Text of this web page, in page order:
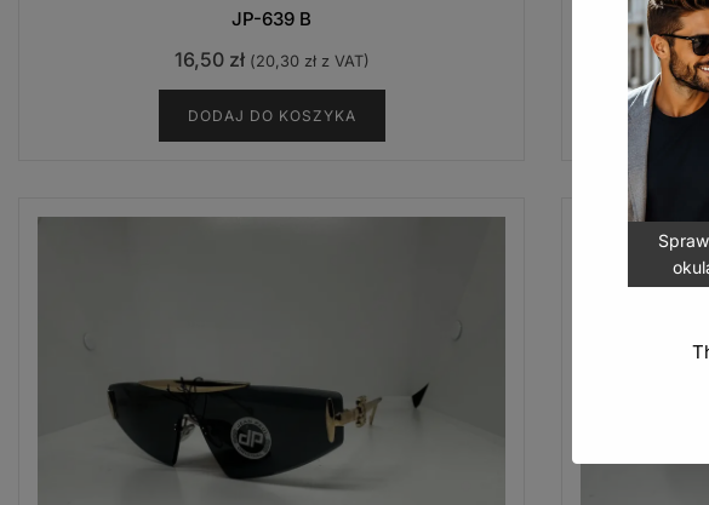
JP-639 B
16,50 zł (20,30 złz VAT)
DODAJ DO KOSZYKA